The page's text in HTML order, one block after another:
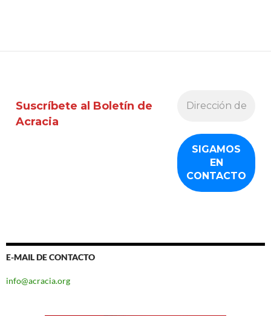
Suscríbete al Boletín de
Acracia
E-MAIL DE CONTACTO
info@acracia.org